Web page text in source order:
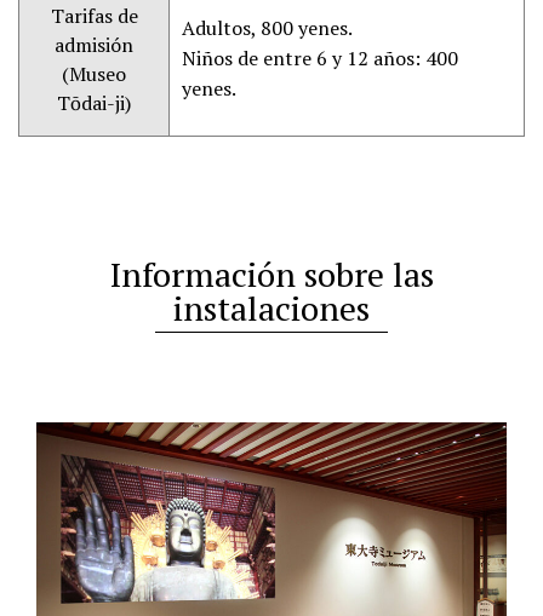
Tarifas de
admisión
(Museo
Tōdai-ji)
Adultos, 800 yenes.
Niños de entre 6 y 12 años: 400
yenes.
Información sobre las
instalaciones